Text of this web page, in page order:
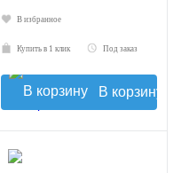
В избранное
Купить в 1 клик Под заказ
В корзину